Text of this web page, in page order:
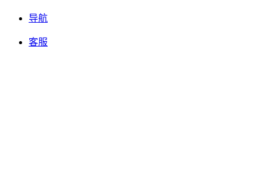
导航
客服